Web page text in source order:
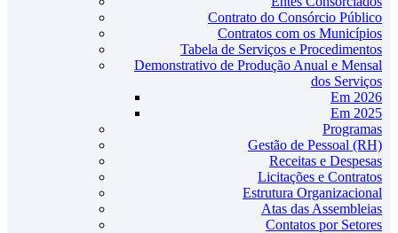
Contrato do Consórcio Público
Contratos com os Municípios
Tabela de Serviços e Procedimentos
Demonstrativo de Produção Anual e Mensal
dos Serviços
Em 2026
Em 2025
Programas
Gestão de Pessoal (RH)
Receitas e Despesas
Licitações e Contratos
Estrutura Organizacional
Atas das Assembleias
Contatos por Setores